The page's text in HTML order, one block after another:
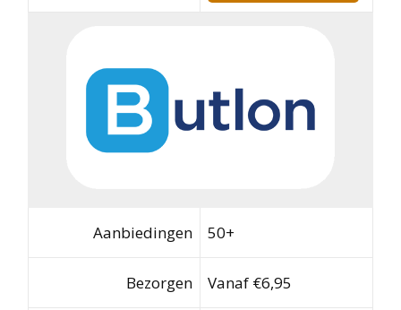
Aanbiedingen 50+
Bezorgen Vanaf €6,95